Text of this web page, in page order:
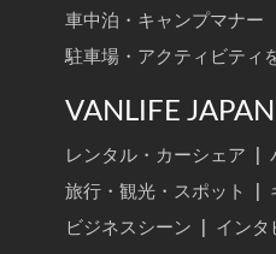
車中泊・キャンプマナー
駐車場・アクティビティ
VANLIFE JAPAN
レンタル・カーシェア
旅行・観光・スポット
ビジネスシーン
インタ